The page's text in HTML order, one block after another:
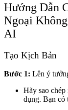
Hướng Dẫn
Ngoại
AI
Tạo Kịch Bản
Bước 1: Lên ý
Hãy sao
dụng. Bạn có